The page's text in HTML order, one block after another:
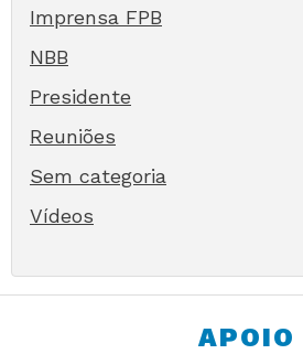
Imprensa FPB
NBB
Presidente
Reuniões
Sem categoria
Vídeos
APOIO